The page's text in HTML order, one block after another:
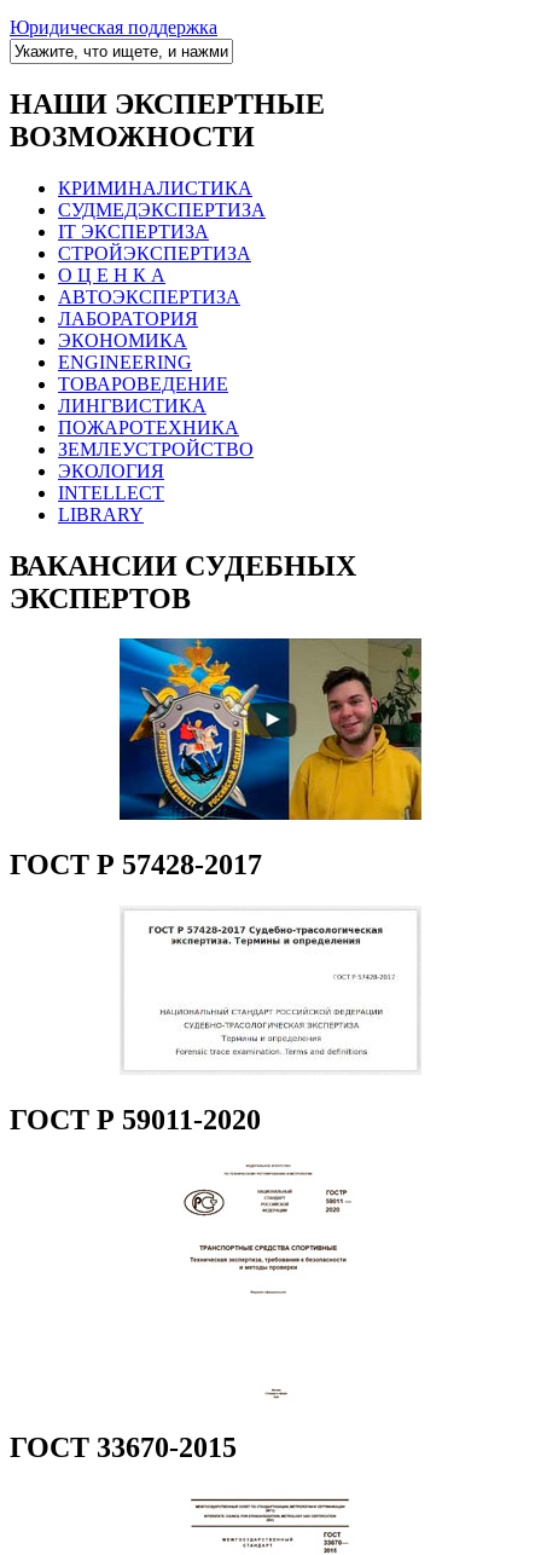
Юридическая поддержка
НАШИ ЭКСПЕРТНЫЕ
ВОЗМОЖНОСТИ
КРИМИНАЛИСТИКА
СУДМЕДЭКСПЕРТИЗА
IT ЭКСПЕРТИЗА
СТРОЙЭКСПЕРТИЗА
О Ц Е Н К А
АВТОЭКСПЕРТИЗА
ЛАБОРАТОРИЯ
ЭКОНОМИКА
ENGINEERING
ТОВАРОВЕДЕНИЕ
ЛИНГВИСТИКА
ПОЖАРОТЕХНИКА
ЗЕМЛЕУСТРОЙСТВО
ЭКОЛОГИЯ
INTELLECT
LIBRARY
ВАКАНСИИ СУДЕБНЫХ
ЭКСПЕРТОВ
ГОСТ Р 57428-2017
ГОСТ Р 59011-2020
ГОСТ 33670-2015